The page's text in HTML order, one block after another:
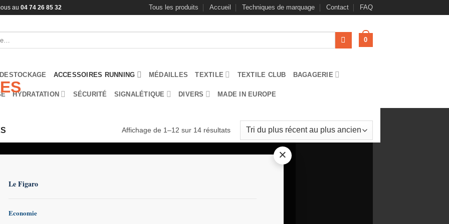
au 04 74 26 85 32 Tous les produits Accueil Techniques de marquage Contact FAQ
0
DESTOCKAGE ACCESSOIRES RUNNING MÉDAILLES TEXTILE TEXTILE CLUB BAGAGERIE
HYDRATATION SÉCURITÉ SIGNALÉTIQUE DIVERS MADE IN EUROPE
Affichage de 1–12 sur 14 résultatsTrié
du
×
Le Figaro
Economie